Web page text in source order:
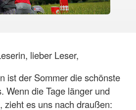
lieber Leser,
ist der Sommer die schönste
Wenn die Tage länger und
zieht es uns nach draußen: